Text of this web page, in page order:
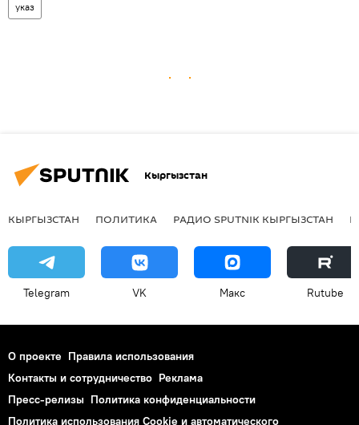
указ
Кыргызстан
КЫРГЫЗСТАН ПОЛИТИКА РАДИО SPUTNIK КЫРГЫЗСТАН
Telegram VK Макс Rutube
О проекте Правила использования
Контакты и сотрудничество Реклама
Пресс-релизы Политика конфиденциальности
Политика использования Cookie и автоматического